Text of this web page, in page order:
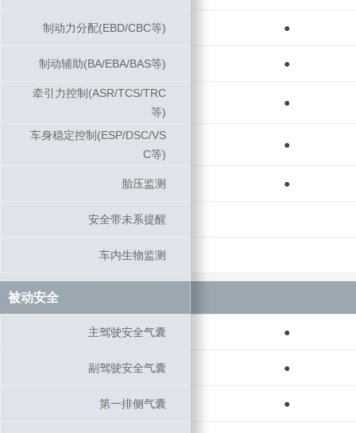
制动力分配(EBD/CBC等) ●
制动辅助(BA/EBA/BAS等) ●
牵引力控制(ASR/TCS/TRC
等)
●
车身稳定控制(ESP/DSC/VS
C等)
●
胎压监测 ●
安全带未系提醒
车内生物监测
被动安全
主驾驶安全气囊 ●
副驾驶安全气囊 ●
第一排侧气囊 ●
制动力分配(EBD/CBC等)
制动辅助(BA/EBA/BAS等)
牵引力控制(ASR/TCS/TRC
等)
车身稳定控制(ESP/DSC/VS
C等)
胎压监测
安全带未系提醒
车内生物监测
被动安全
主驾驶安全气囊
副驾驶安全气囊
第一排侧气囊